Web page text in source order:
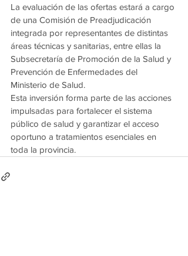
La evaluación de las ofertas estará a cargo
de una Comisión de Preadjudicación
integrada por representantes de distintas
áreas técnicas y sanitarias, entre ellas la
Subsecretaría de Promoción de la Salud y
Prevención de Enfermedades del
Ministerio de Salud.
Esta inversión forma parte de las acciones
impulsadas para fortalecer el sistema
público de salud y garantizar el acceso
oportuno a tratamientos esenciales en
toda la provincia.